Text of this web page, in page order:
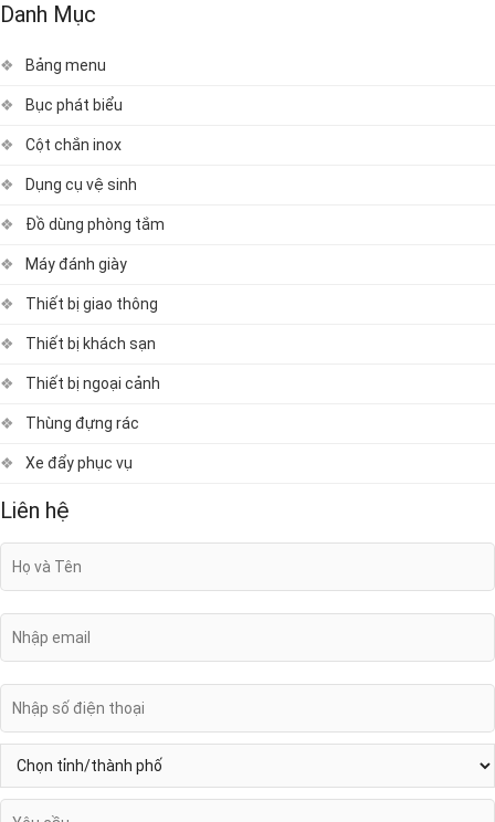
Danh Mục
Bảng menu
Bục phát biểu
Cột chắn inox
Dụng cụ vệ sinh
Đồ dùng phòng tắm
Máy đánh giày
Thiết bị giao thông
Thiết bị khách sạn
Thiết bị ngoại cảnh
Thùng đựng rác
Xe đẩy phục vụ
Liên hệ